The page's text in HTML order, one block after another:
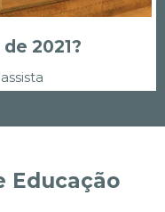
2021?
Educação